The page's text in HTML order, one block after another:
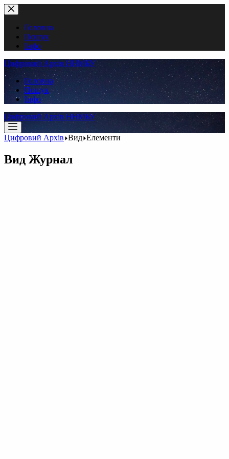
Перейти
до
вмістуГоловна
Пошук
Інфо
Цифровий Архів ННМБУ
Головна
Пошук
Інфо
Цифровий Архів ННМБУ
Цифровий Архів Вид Елементи
Вид Журнал